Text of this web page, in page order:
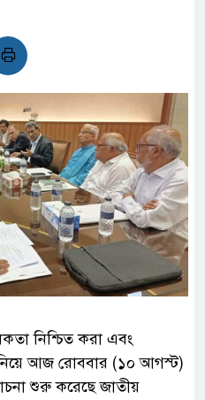
নিশ্চিত করা এবং
নিয়ে আজ রোববার (১০ আগস্ট)
শুরু করেছে জাতীয়